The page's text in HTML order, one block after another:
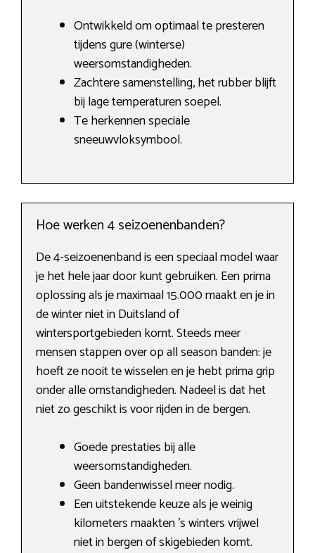
Ontwikkeld om optimaal te presteren
tijdens gure (winterse)
weersomstandigheden.
Zachtere samenstelling, het rubber blijft
bij lage temperaturen soepel.
Te herkennen speciale
sneeuwvloksymbool.
Hoe werken 4 seizoenenbanden?
De 4-seizoenenband is een speciaal model waar
je het hele jaar door kunt gebruiken. Een prima
oplossing als je maximaal 15.000 maakt en je in
de winter niet in Duitsland of
wintersportgebieden komt. Steeds meer
mensen stappen over op all season banden: je
hoeft ze nooit te wisselen en je hebt prima grip
onder alle omstandigheden. Nadeel is dat het
niet zo geschikt is voor rijden in de bergen.
Goede prestaties bij alle
weersomstandigheden.
Geen bandenwissel meer nodig.
Een uitstekende keuze als je weinig
kilometers maakten ’s winters vrijwel
niet in bergen of skigebieden komt.